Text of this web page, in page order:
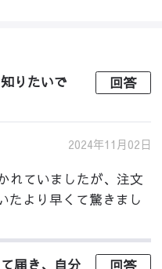
りたいで
回答
2024年11月02日
れていましたが、注文
たより早くて驚きまし
届き、自分
回答